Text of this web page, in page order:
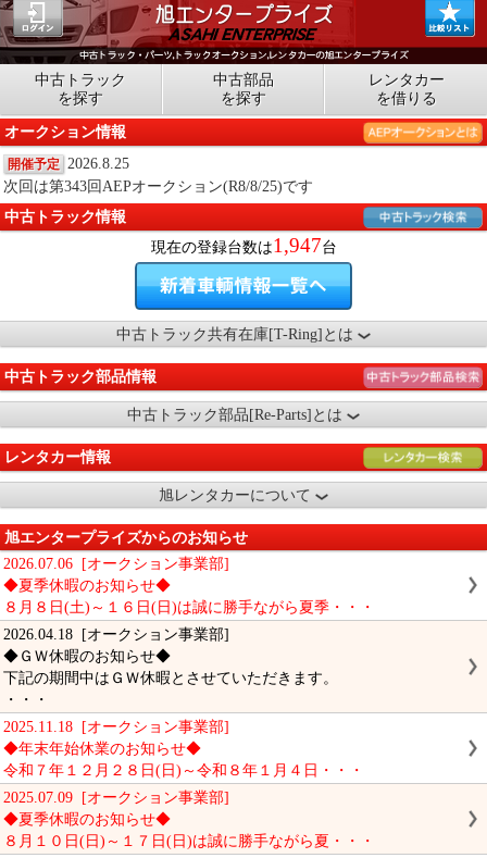
中古トラック
を探す
中古部品
を探す
レンタカー
を借りる
オークション情報
開催予定
2026.8.25
次回は第343回AEPオークション(R8/8/25)です
中古トラック情報
現在の登録台数は1,947台
中古トラック共有在庫[T-Ring]とは
中古トラック部品情報
中古トラック部品[Re-Parts]とは
レンタカー情報
旭レンタカーについて
旭エンタープライズからのお知らせ
2026.07.06 [オークション事業部]
◆夏季休暇のお知らせ◆
８月８日(土)～１６日(日)は誠に勝手ながら夏季・・・
2026.04.18 [オークション事業部]
◆ＧＷ休暇のお知らせ◆
下記の期間中はＧＷ休暇とさせていただきます。
・・・
2025.11.18 [オークション事業部]
◆年末年始休業のお知らせ◆
令和７年１２月２８日(日)～令和８年１月４日・・・
2025.07.09 [オークション事業部]
◆夏季休暇のお知らせ◆
８月１０日(日)～１７日(日)は誠に勝手ながら夏・・・